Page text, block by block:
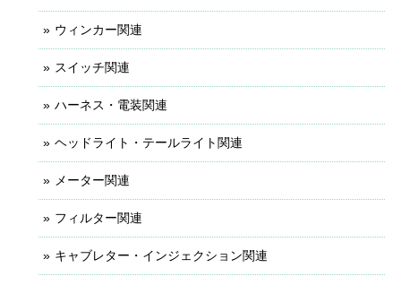
ウィンカー関連
スイッチ関連
ハーネス・電装関連
ヘッドライト・テールライト関連
メーター関連
フィルター関連
キャブレター・インジェクション関連